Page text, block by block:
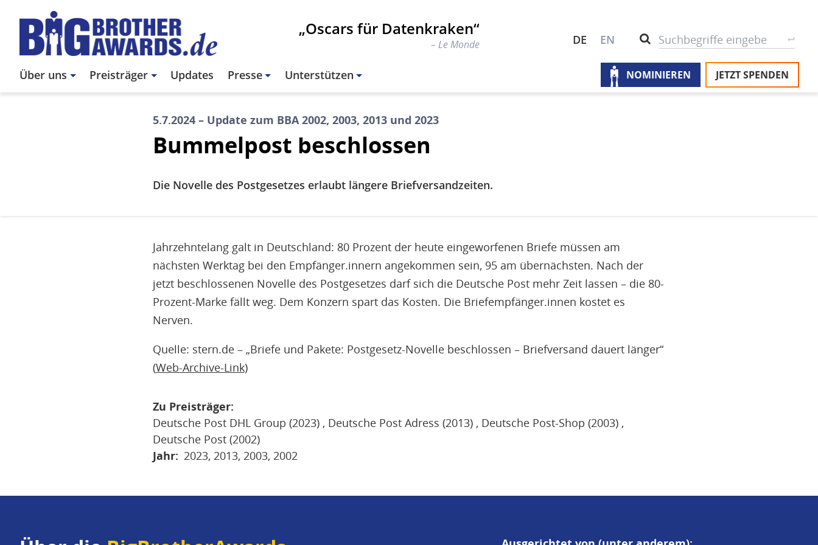
Inhalt
„Oscars für Datenkraken“
Le Monde DE EN Suche
Main
navigation
Über uns Preisträger Updates Presse Unterstützen NOMINIEREN JETZT SPENDEN
5.7.2024 – Update zum BBA 2002, 2003, 2013 und 2023
Bummelpost beschlossen
Die Novelle des Postgesetzes erlaubt längere Briefversandzeiten.
Jahrzehntelang galt in Deutschland: 80 Prozent der heute eingeworfenen Briefe müssen am
nächsten Werktag bei den Empfänger.innern angekommen sein, 95 am übernächsten. Nach der
jetzt beschlossenen Novelle des Postgesetzes darf sich die Deutsche Post mehr Zeit lassen – die 80-
Prozent-Marke fällt weg. Dem Konzern spart das Kosten. Die Briefempfänger.innen kostet es
Nerven.
Quelle: stern.de – „Briefe und Pakete: Postgesetz-Novelle beschlossen – Briefversand dauert länger“
(Web-Archive-Link)
Zu Preisträger
Deutsche Post DHL Group (2023)
Deutsche Post Adress (2013)
Deutsche Post-Shop (2003)
Deutsche Post (2002)
Jahr
2023 2013 2003 2002